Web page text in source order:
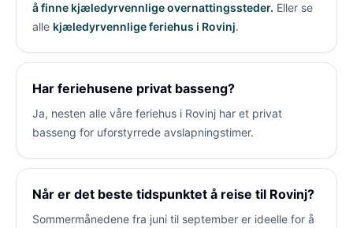
å finne kjæledyrvennlige overnattingssteder. Eller se
alle kjæledyrvennlige feriehus i Rovinj.
Har feriehusene privat basseng?
Ja, nesten alle våre feriehus i Rovinj har et privat
basseng for uforstyrrede avslapningstimer.
Når er det beste tidspunktet å reise til Rovinj?
Sommermånedene fra juni til september er ideelle for å